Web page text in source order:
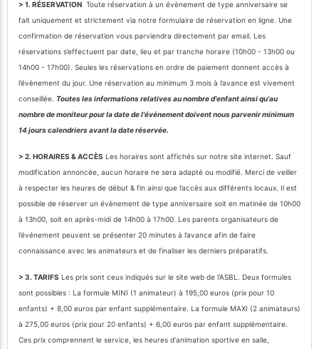
> 1. RÉSERVATION Toute réservation à un évènement de type anniversaire se
fait uniquement et strictement via notre formulaire de réservation en ligne. Une
confirmation de réservation vous parviendra directement par email. Les
réservations s’effectuent par date, lieu et par tranche horaire (10h00 - 13h00 ou
14h00 - 17h00). Seules les réservations en ordre de paiement donnent accès à
l’évènement du jour. Une réservation au minimum 3 mois à l’avance est vivement
conseillée. Toutes les informations relatives au nombre d'enfant ainsi qu'au
nombre de moniteur pour la date de l'événement doivent nous parvenir minimum
14 jours calendriers avant la date réservée.
> 2. HORAIRES & ACCÈS Les horaires sont affichés sur notre site internet. Sauf
modification annoncée, aucun horaire ne sera adapté ou modifié. Merci de veiller
à respecter les heures de début & fin ainsi que l’accès aux différents locaux. Il est
possible de réserver un évènement de type anniversaire soit en matinée de 10h00
à 13h00, soit en après-midi de 14h00 à 17h00. Les parents organisateurs de
l’événement peuvent se présenter 20 minutes à l’avance afin de faire
connaissance avec les animateurs et de finaliser les derniers préparatifs.
> 3. TARIFS Les prix sont ceux indiqués sur le site web de l'ASBL. Deux formules
sont possibles : La formule MINI (1 animateur) à 195,00 euros (prix pour 10
enfants) + 8,00 euros par enfant supplémentaire. La formule MAXI (2 animateurs)
à 275,00 euros (prix pour 20 enfants) + 6,00 euros par enfant supplémentaire.
Ces prix comprennent le service, les heures d'animation sportive en salle,